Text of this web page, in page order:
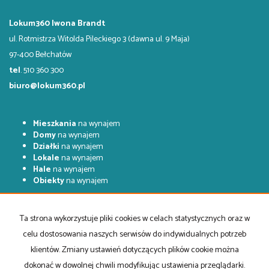
Lokum360 Iwona Brandt
ul. Rotmistrza Witolda Pileckiego 3 (dawna ul. 9 Maja)
97-400 Bełchatów
tel. 510 360 300
biuro@lokum360.pl
Mieszkaniana wynajem
Domyna wynajem
Działkina wynajem
Lokalena wynajem
Halena wynajem
Obiektyna wynajem
Domy
na sprzedaż
Działkina sprzedaż
Lokalena sprzedaż
Halena sprzedaż
Obiekty
na sprzedaż
Ta strona wykorzystuje pliki cookies w celach statystycznych oraz w
celu dostosowania naszych serwisów do indywidualnych potrzeb
klientów. Zmiany ustawień dotyczących plików cookie można
dokonać w dowolnej chwili modyfikując ustawienia przeglądarki.